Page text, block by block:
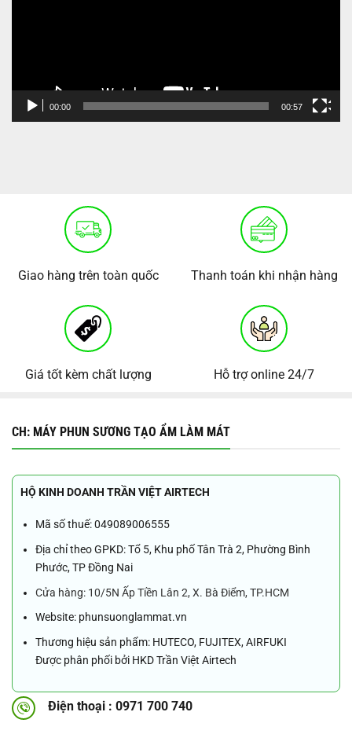
00:00 00:57
Giao hàng trên toàn quốc Thanh toán khi nhận hàng
Giá tốt kèm chất lượng Hỗ trợ online 24/7
CH: MÁY PHUN SƯƠNG TẠO ẨM LÀM MÁT
HỘ KINH DOANH TRẦN VIỆT AIRTECH
Mã số thuế: 049089006555
Địa chỉ theo GPKD: Tổ 5, Khu phố Tân Trà 2, Phường Bình
Phước, TP Đồng Nai
Cửa hàng: 10/5N Ấp Tiền Lân 2, X. Bà Điểm, TP.HCM
Website: phunsuonglammat.vn
Thương hiệu sản phẩm: HUTECO, FUJITEX, AIRFUKI
Được phân phối bởi HKD Trần Việt Airtech
Điện thoại : 0971 700 740